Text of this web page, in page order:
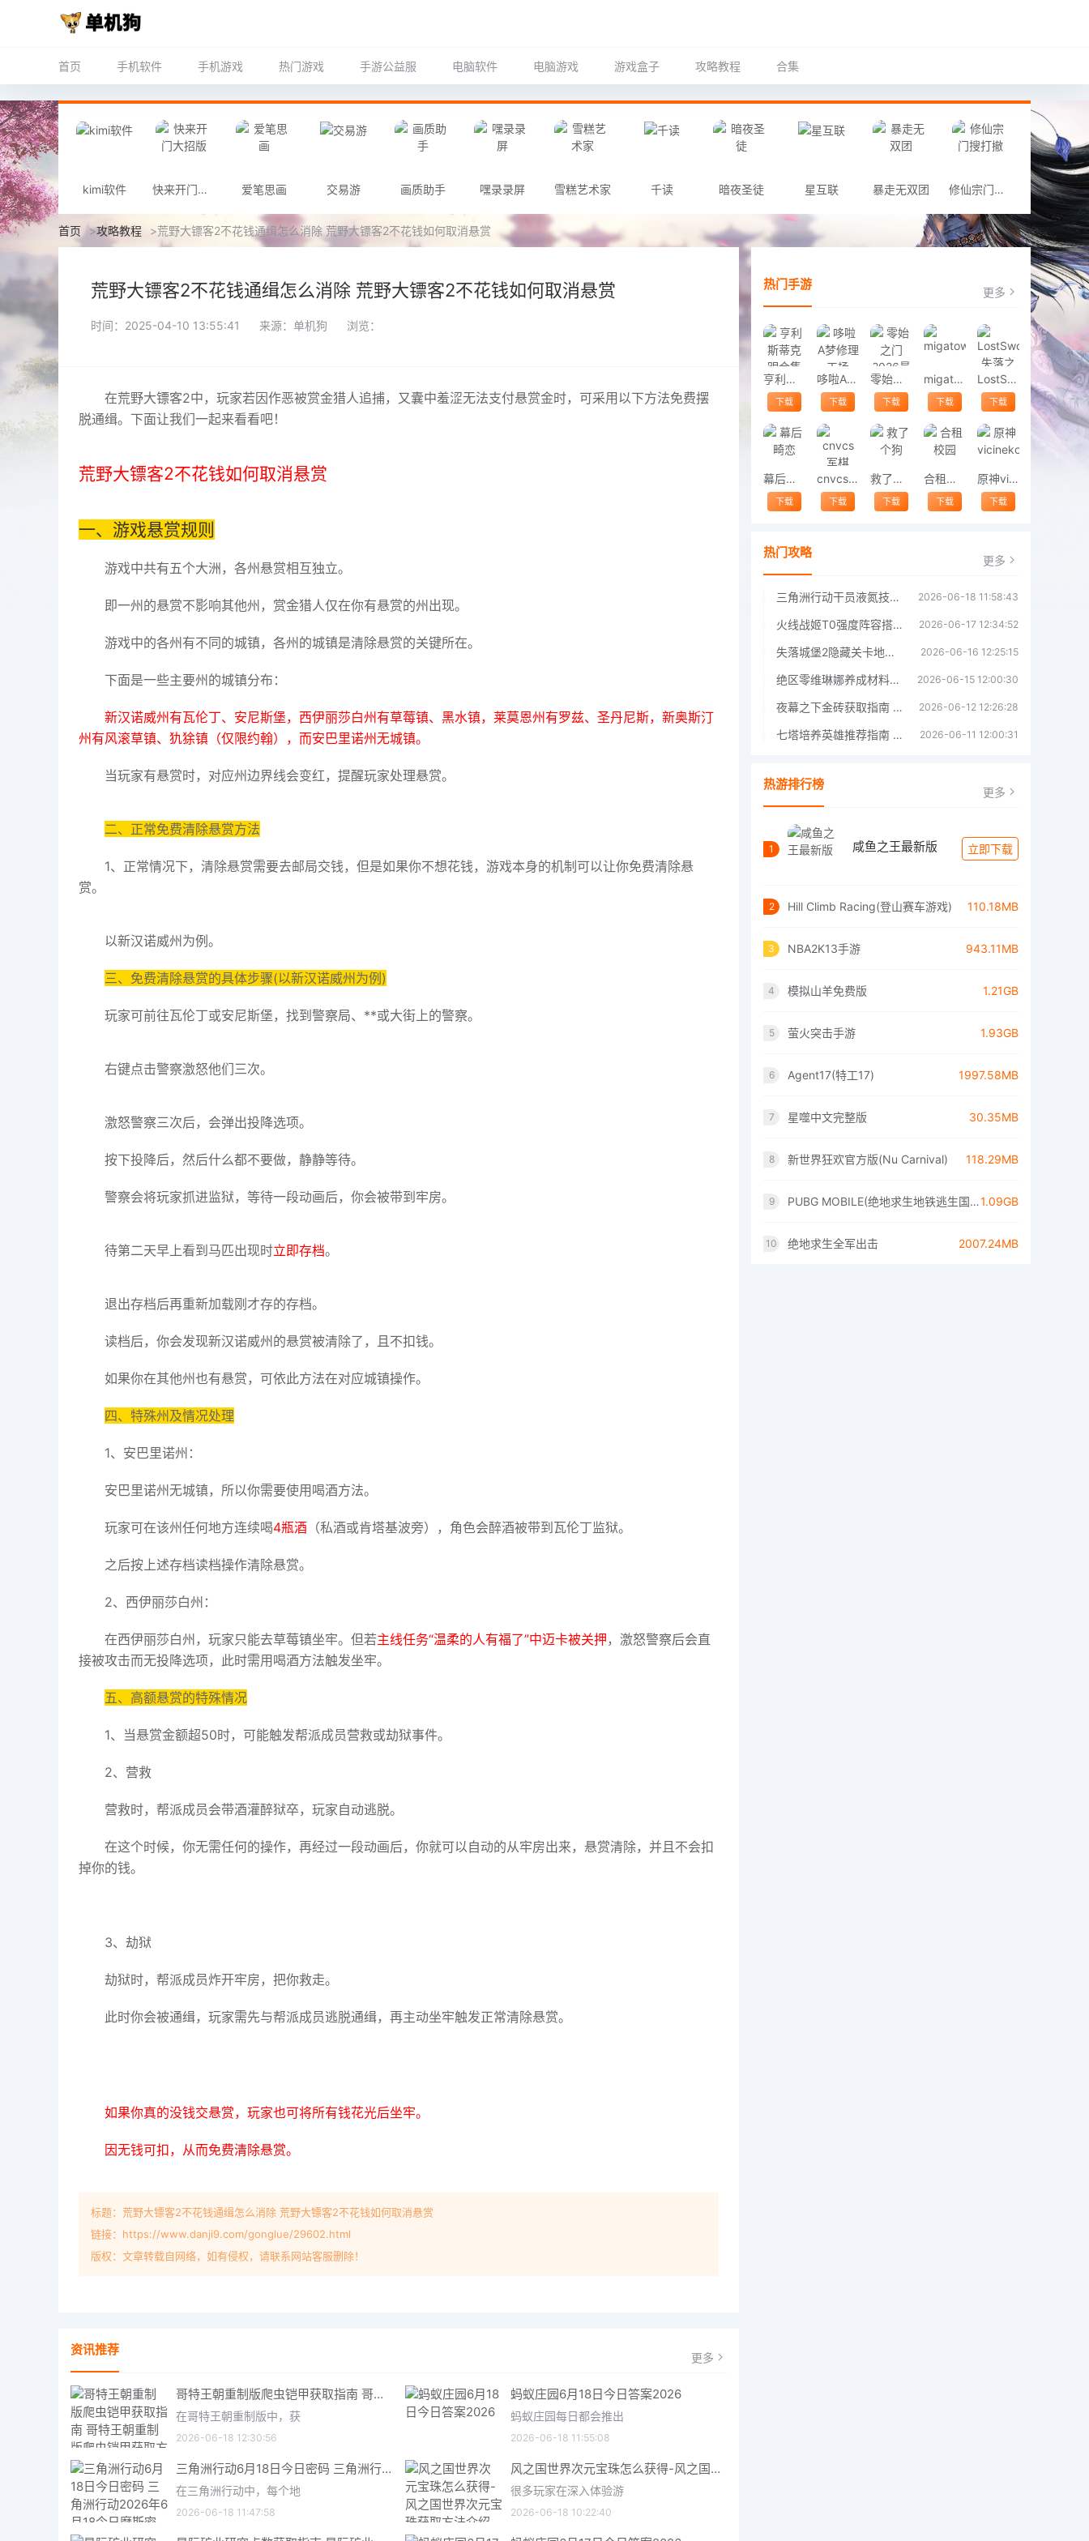
首页 手机软件 手机游戏 热门游戏 手游公益服 电脑软件 电脑游戏 游戏盒子 攻略教程 合集
kimi软件 快来开门大招版 爱笔思画 交易游 画质助手 嘿录录屏 雪糕艺术家 千读 暗夜圣徒 星互联 暴走无双团 修仙宗门搜打撤
首页 >攻略教程 >荒野大镖客2不花钱通缉怎么消除 荒野大镖客2不花钱如何取消悬赏
荒野大镖客2不花钱通缉怎么消除 荒野大镖客2不花钱如何取消悬赏
时间：2025-04-10 13:55:41 来源：单机狗 浏览：
在荒野大镖客2中，玩家若因作恶被赏金猎人追捕，又囊中羞涩无法支付悬赏金时，可采用以下方法免费摆
脱通缉。下面让我们一起来看看吧！
荒野大镖客2不花钱如何取消悬赏
一、游戏悬赏规则
游戏中共有五个大洲，各州悬赏相互独立。
即一州的悬赏不影响其他州，赏金猎人仅在你有悬赏的州出现。
游戏中的各州有不同的城镇，各州的城镇是清除悬赏的关键所在。
下面是一些主要州的城镇分布：
新汉诺威州有瓦伦丁、安尼斯堡，西伊丽莎白州有草莓镇、黑水镇，莱莫恩州有罗兹、圣丹尼斯，新奥斯汀
州有风滚草镇、犰狳镇（仅限约翰），而安巴里诺州无城镇。
当玩家有悬赏时，对应州边界线会变红，提醒玩家处理悬赏。
二、正常免费清除悬赏方法
1、正常情况下，清除悬赏需要去邮局交钱，但是如果你不想花钱，游戏本身的机制可以让你免费清除悬
赏。
以新汉诺威州为例。
三、免费清除悬赏的具体步骤(以新汉诺威州为例)
玩家可前往瓦伦丁或安尼斯堡，找到警察局、**或大街上的警察。
右键点击警察激怒他们三次。
激怒警察三次后，会弹出投降选项。
按下投降后，然后什么都不要做，静静等待。
警察会将玩家抓进监狱，等待一段动画后，你会被带到牢房。
待第二天早上看到马匹出现时立即存档。
退出存档后再重新加载刚才存的存档。
读档后，你会发现新汉诺威州的悬赏被清除了，且不扣钱。
如果你在其他州也有悬赏，可依此方法在对应城镇操作。
四、特殊州及情况处理
1、安巴里诺州：
安巴里诺州无城镇，所以你需要使用喝酒方法。
玩家可在该州任何地方连续喝4瓶酒 （私酒或肯塔基波旁），角色会醉酒被带到瓦伦丁监狱。
之后按上述存档读档操作清除悬赏。
2、西伊丽莎白州：
在西伊丽莎白州，玩家只能去草莓镇坐牢。但若主线任务“温柔的人有福了”中迈卡被关押 ，激怒警察后会直
接被攻击而无投降选项，此时需用喝酒方法触发坐牢。
五、高额悬赏的特殊情况
1、当悬赏金额超50时，可能触发帮派成员营救或劫狱事件。
2、营救
营救时，帮派成员会带酒灌醉狱卒，玩家自动逃脱。
在这个时候，你无需任何的操作，再经过一段动画后，你就可以自动的从牢房出来，悬赏清除，并且不会扣
掉你的钱。
3、劫狱
劫狱时，帮派成员炸开牢房，把你救走。
此时你会被通缉，玩家需先与帮派成员逃脱通缉，再主动坐牢触发正常清除悬赏。
如果你真的没钱交悬赏，玩家也可将所有钱花光后坐牢。
因无钱可扣，从而免费清除悬赏。
标题：荒野大镖客2不花钱通缉怎么消除 荒野大镖客2不花钱如何取消悬赏
链接：https://www.danji9.com/gonglue/29602.html
版权：文章转载自网络，如有侵权，请联系网站客服删除！
资讯推荐 更多
哥特王朝重制版爬虫铠甲获取指南 哥特王朝重制版爬虫铠甲获取方法
在哥特王朝重制版中，获
2026-06-18 12:30:56
蚂蚁庄园6月18日今日答案2026
蚂蚁庄园每日都会推出
2026-06-18 11:55:08
三角洲行动6月18日今日密码 三角洲行动2026年6月18今日摩斯密码分享
在三角洲行动中，每个地
2026-06-18 11:47:58
风之国世界次元宝珠怎么获得-风之国世界次元宝珠获取方法介绍
很多玩家在深入体验游
2026-06-18 10:22:40
热门手游 更多
亨利斯蒂克明合集
下载
哆啦A梦修理工场
下载
零始之门2026最新版
下载
migatowemyworld1.68
下载
LostSword失落之剑
下载
幕后畸恋
下载
cnvcs军棋
下载
救了个狗
下载
合租校园
下载
原神vicineko
下载
热门攻略 更多
三角洲行动干员液氮技能效果详解 三角洲行动干员液氮技能介绍 2026-06-18 11:58:43
火线战姬T0强度阵容搭配推荐 火线战姬T0强度阵容哪个好 2026-06-17 12:34:52
失落城堡2隐藏关卡地图解锁指南 2026-06-16 12:25:15
绝区零维琳娜养成材料汇总指南 2026-06-15 12:00:30
夜幕之下金砖获取指南 夜幕之下金砖获取方法 2026-06-12 12:26:28
七塔培养英雄推荐指南 七塔培养哪个英雄好 2026-06-11 12:00:31
热游排行榜 更多
1 咸鱼之王最新版 立即下载
2 Hill Climb Racing(登山赛车游戏) 110.18MB
3 NBA2K13手游 943.11MB
4 模拟山羊免费版 1.21GB
5 萤火突击手游 1.93GB
6 Agent17(特工17) 1997.58MB
7 星噬中文完整版 30.35MB
8 新世界狂欢官方版(Nu Carnival) 118.29MB
9 PUBG MOBILE(绝地求生地铁逃生国际服)1.09GB
10 绝地求生全军出击 2007.24MB